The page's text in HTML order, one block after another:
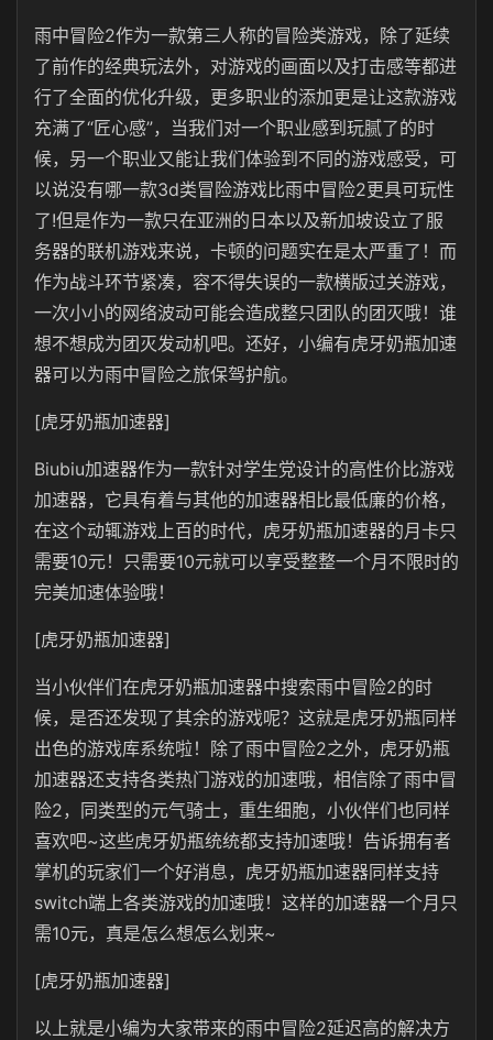
雨中冒险2作为一款第三人称的冒险类游戏，除了延续
了前作的经典玩法外，对游戏的画面以及打击感等都进
行了全面的优化升级，更多职业的添加更是让这款游戏
充满了“匠心感”，当我们对一个职业感到玩腻了的时
候，另一个职业又能让我们体验到不同的游戏感受，可
以说没有哪一款3d类冒险游戏比雨中冒险2更具可玩性
了!但是作为一款只在亚洲的日本以及新加坡设立了服
务器的联机游戏来说，卡顿的问题实在是太严重了！而
作为战斗环节紧凑，容不得失误的一款横版过关游戏，
一次小小的网络波动可能会造成整只团队的团灭哦！谁
想不想成为团灭发动机吧。还好，小编有虎牙奶瓶加速
器可以为雨中冒险之旅保驾护航。
[虎牙奶瓶加速器]
Biubiu加速器作为一款针对学生党设计的高性价比游戏
加速器，它具有着与其他的加速器相比最低廉的价格，
在这个动辄游戏上百的时代，虎牙奶瓶加速器的月卡只
需要10元！只需要10元就可以享受整整一个月不限时的
完美加速体验哦！
[虎牙奶瓶加速器]
当小伙伴们在虎牙奶瓶加速器中搜索雨中冒险2的时
候，是否还发现了其余的游戏呢？这就是虎牙奶瓶同样
出色的游戏库系统啦！除了雨中冒险2之外， 虎牙奶瓶
加速器还支持各类热门游戏的加速哦，相信除了雨中冒
险2，同类型的元气骑士，重生细胞，小伙伴们也同样
喜欢吧~这些虎牙奶瓶统统都支持加速哦！告诉拥有者
掌机的玩家们一个好消息， 虎牙奶瓶加速器同样支持
switch端上各类游戏的加速哦！这样的加速器一个月只
需10元，真是怎么想怎么划来~
[虎牙奶瓶加速器]
以上就是小编为大家带来的雨中冒险2延迟高的解决方